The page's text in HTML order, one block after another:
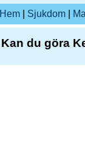
Hem Sjukdom
Kan du göra